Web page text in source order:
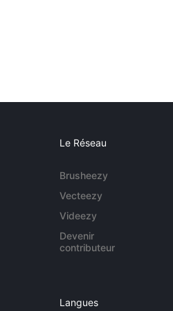
Le Réseau
Brusheezy
Vecteezy
Videezy
Devenir
contributeur
Langues